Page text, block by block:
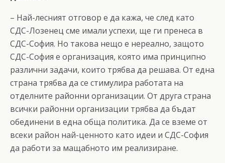
– Най-лесният отговор е да кажа, че след като
СДС-Лозенец сме имали успехи, ще ги пренеса в
СДС-София. Но такова нещо е нереално, защото
СДС-София е организация, която има принципно
различни задачи, които трябва да решава. От една
страна трябва да се стимулира работата на
отделните районни организации. От друга страна
всички районни организации трябва да бъдат
обединени в една обща политика. Да се вземе от
всеки район най-ценното като идеи и СДС-София
да работи за мащабното им реализиране.